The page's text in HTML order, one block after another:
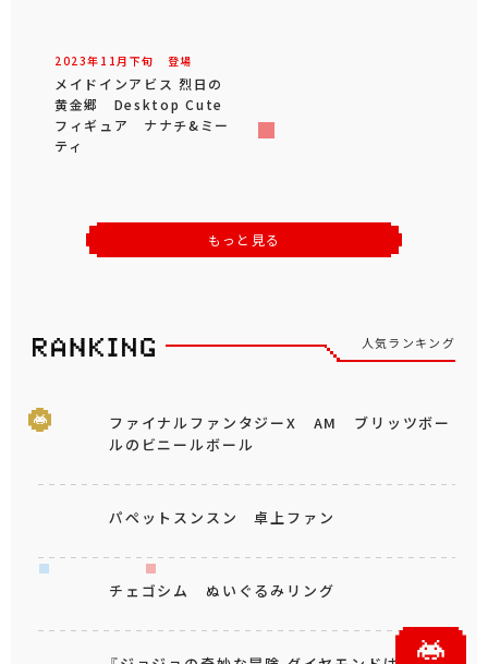
2023年 11 月 下旬 登場
メイドインアビス 烈日の
黄金郷 Desktop Cute
フィギュア ナナチ&ミー
ティ
もっと見る
人気ランキング
ファイナルファンタジーX AM ブリッツボー
ルのビニールボール
パペットスンスン 卓上ファン
チェゴシム ぬいぐるみリング